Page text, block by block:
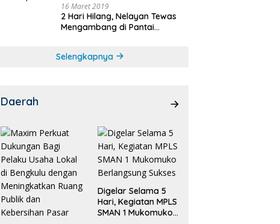
16 Maret 2019
2 Hari Hilang, Nelayan Tewas
Mengambang di Pantai
Selengkapnya
Daerah
Digelar Selama 5
Hari, Kegiatan MPLS
SMAN 1 Mukomuko